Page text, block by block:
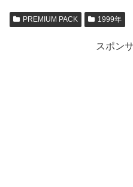
PREMIUM PACK 1999年
スポン